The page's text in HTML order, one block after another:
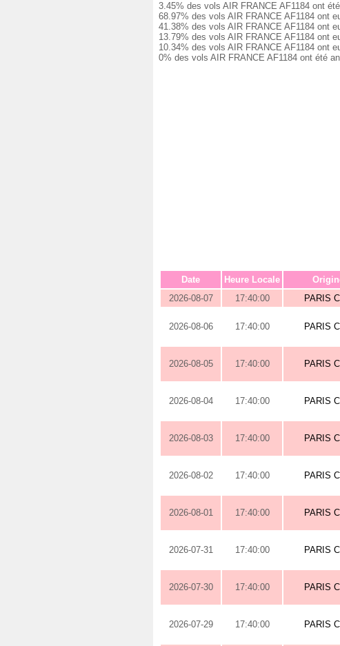
3.45% des vols AIR FRANCE AF1184 ont
68.97% des vols AIR FRANCE AF1184 ont
41.38% des vols AIR FRANCE AF1184 ont
13.79% des vols AIR FRANCE AF1184 ont
10.34% des vols AIR FRANCE AF1184 ont
0% des vols AIR FRANCE AF1184 ont été
Date Heure Locale
2026-08-07
17:40:00 PARIS
2026-08-06 17:40:00 PARIS
2026-08-05 17:40:00 PARIS
2026-08-04 17:40:00 PARIS
2026-08-03 17:40:00 PARIS
2026-08-02 17:40:00 PARIS
2026-08-01 17:40:00 PARIS
2026-07-31 17:40:00 PARIS
2026-07-30 17:40:00 PARIS
2026-07-29 17:40:00 PARIS